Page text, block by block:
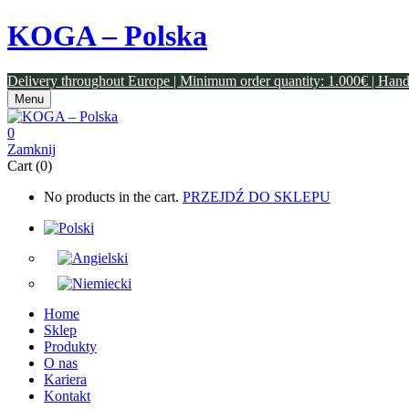
KOGA – Polska
Delivery throughout Europe | Minimum order quantity: 1.000€ |
Menu
0
Zamknij
Cart (0)
No products in the cart. PRZEJDŹ DO SKLEPU
Home
Sklep
Produkty
O nas
Kariera
Kontakt